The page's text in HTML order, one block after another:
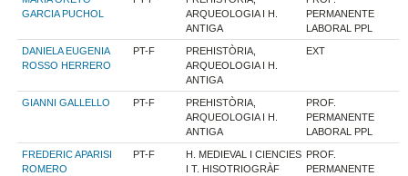
GARCIA PUCHOL
ARQUEOLOGIA I H.
ANTIGA
PERMANENTE
LABORAL PPL
DANIELA EUGENIA
ROSSO HERRERO
PT-F
PREHISTÒRIA,
ARQUEOLOGIA I H.
ANTIGA
EXT
GIANNI GALLELLO PT-F
PREHISTÒRIA,
ARQUEOLOGIA I H.
ANTIGA
PROF.
PERMANENTE
LABORAL PPL
FREDERIC APARISI
ROMERO
PT-F
H. MEDIEVAL I CIENCIES
I T. HISOTRIOGRÀF
PROF.
PERMANENTE